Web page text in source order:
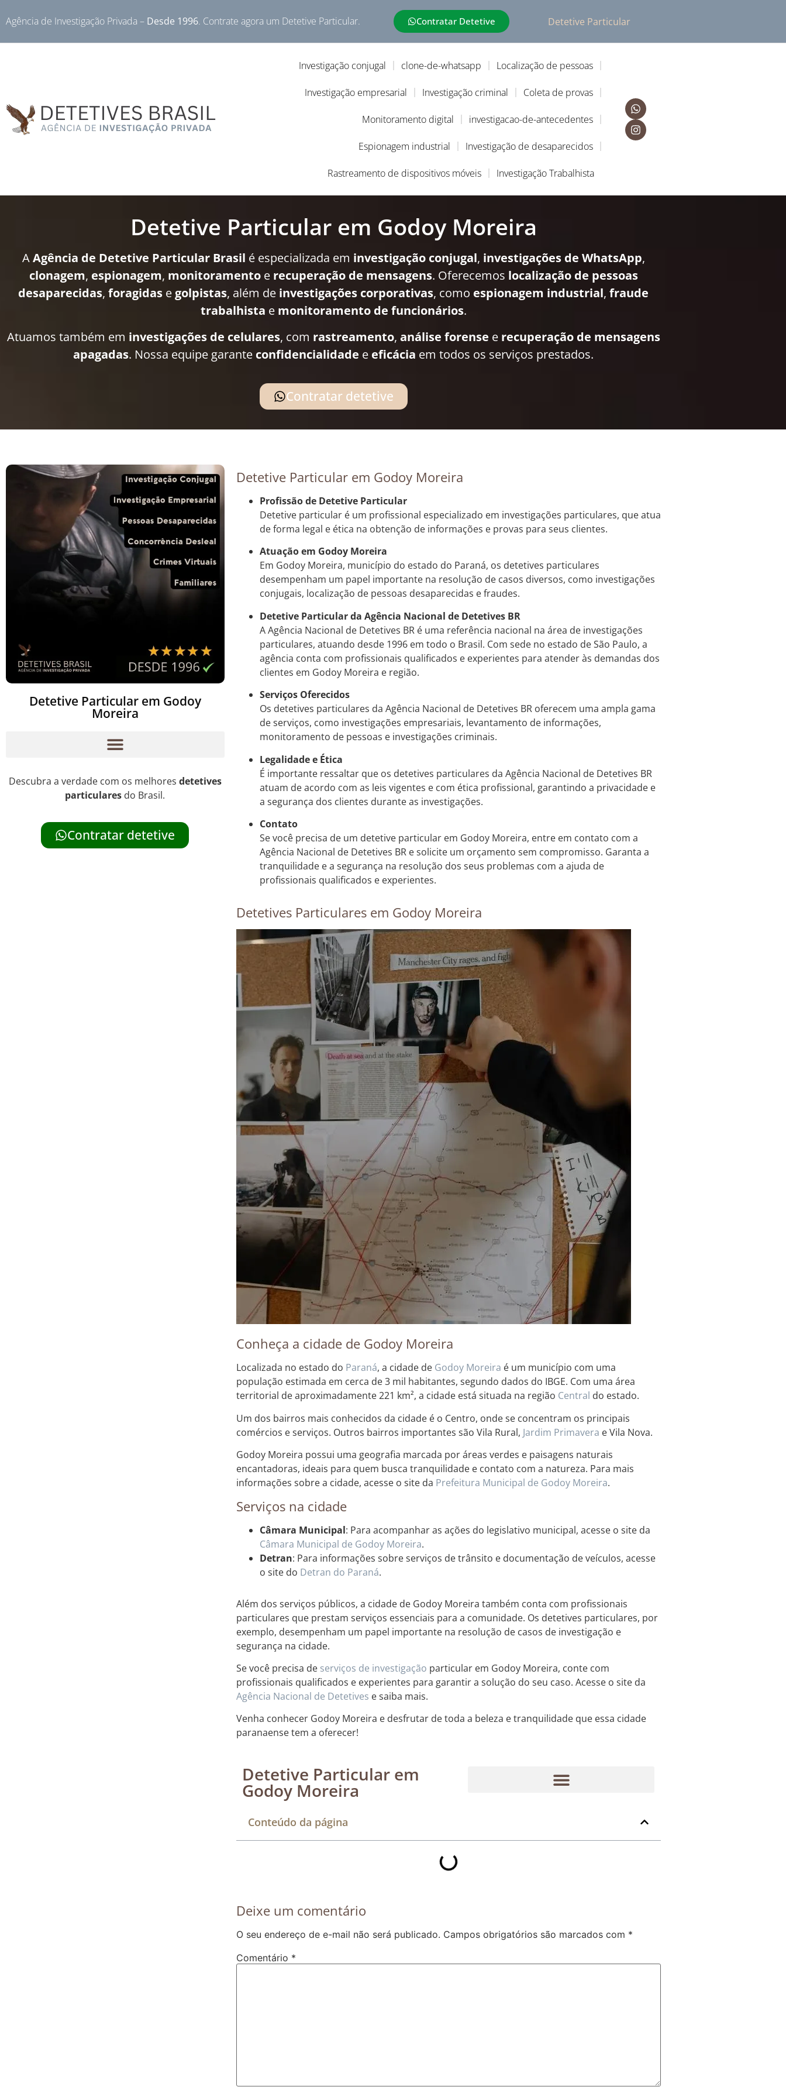
Agência de Investigação Privada – Desde 1996. Contrate agora um Detetive Particular. Contratar Detetive Detetive Particular
Investigação conjugal clone-de-whatsapp Localização de pessoas
Investigação empresarial Investigação criminal Coleta de provas
Monitoramento digital investigacao-de-antecedentes
Espionagem industrial Investigação de desaparecidos
Rastreamento de dispositivos móveis Investigação Trabalhista
Detetive Particular em Godoy Moreira
AAgência de Detetive Particular Brasil é especializada em investigação conjugal, investigações de WhatsApp,
clonagem, espionagem, monitoramentoe recuperação de mensagens. Oferecemos localização de pessoas
desaparecidas, foragidas e golpistas, além de investigações corporativas, como espionagem industrial, fraude
trabalhista e monitoramento de funcionários.
Atuamos também em investigações de celulares, com rastreamento, análise forense e recuperação de mensagens
apagadas. Nossa equipe garante confidencialidade e eficácia em todos os serviços prestados.
Contratar detetive
Detetive Particular em Godoy
Moreira
Descubra a verdade com os melhores detetives
particulares do Brasil.
Contratar detetive
Detetive Particular em Godoy Moreira
Profissão de Detetive Particular
Detetive particular é um profissional especializado em investigações particulares, que atua
de forma legal e ética na obtenção de informações e provas para seus clientes.
Atuação em Godoy Moreira
Em Godoy Moreira, município do estado do Paraná, os detetives particulares
desempenham um papel importante na resolução de casos diversos, como investigações
conjugais, localização de pessoas desaparecidas e fraudes.
Detetive Particular da Agência Nacional de Detetives BR
A Agência Nacional de Detetives BR é uma referência nacional na área de investigações
particulares, atuando desde 1996 em todo o Brasil. Com sede no estado de São Paulo, a
agência conta com profissionais qualificados e experientes para atender às demandas dos
clientes em Godoy Moreira e região.
Serviços Oferecidos
Os detetives particulares da Agência Nacional de Detetives BR oferecem uma ampla gama
de serviços, como investigações empresariais, levantamento de informações,
monitoramento de pessoas e investigações criminais.
Legalidade e Ética
É importante ressaltar que os detetives particulares da Agência Nacional de Detetives BR
atuam de acordo com as leis vigentes e com ética profissional, garantindo a privacidade e
a segurança dos clientes durante as investigações.
Contato
Se você precisa de um detetive particular em Godoy Moreira, entre em contato com a
Agência Nacional de Detetives BR e solicite um orçamento sem compromisso. Garanta a
tranquilidade e a segurança na resolução dos seus problemas com a ajuda de
profissionais qualificados e experientes.
Detetives Particulares em Godoy Moreira
Conheça a cidade de Godoy Moreira
Localizada no estado do Paraná, a cidade de Godoy Moreira é um município com uma
população estimada em cerca de 3 mil habitantes, segundo dados do IBGE. Com uma área
territorial de aproximadamente 221 km², a cidade está situada na região Central do estado.
Um dos bairros mais conhecidos da cidade é o Centro, onde se concentram os principais
comércios e serviços. Outros bairros importantes são Vila Rural, Jardim Primavera e Vila Nova.
Godoy Moreira possui uma geografia marcada por áreas verdes e paisagens naturais
encantadoras, ideais para quem busca tranquilidade e contato com a natureza. Para mais
informações sobre a cidade, acesse o site da Prefeitura Municipal de Godoy Moreira.
Serviços na cidade
Câmara Municipal: Para acompanhar as ações do legislativo municipal, acesse o site da
Câmara Municipal de Godoy Moreira.
Detran: Para informações sobre serviços de trânsito e documentação de veículos, acesse
o site do Detran do Paraná.
Além dos serviços públicos, a cidade de Godoy Moreira também conta com profissionais
particulares que prestam serviços essenciais para a comunidade. Os detetives particulares, por
exemplo, desempenham um papel importante na resolução de casos de investigação e
segurança na cidade.
Se você precisa de serviços de investigação particular em Godoy Moreira, conte com
profissionais qualificados e experientes para garantir a solução do seu caso. Acesse o site da
Agência Nacional de Detetives e saiba mais.
Venha conhecer Godoy Moreira e desfrutar de toda a beleza e tranquilidade que essa cidade
paranaense tem a oferecer!
Detetive Particular em
Godoy Moreira
Conteúdo da página
Deixe um comentário
O seu endereço de e-mail não será publicado. Campos obrigatórios são marcados com *
Comentário *